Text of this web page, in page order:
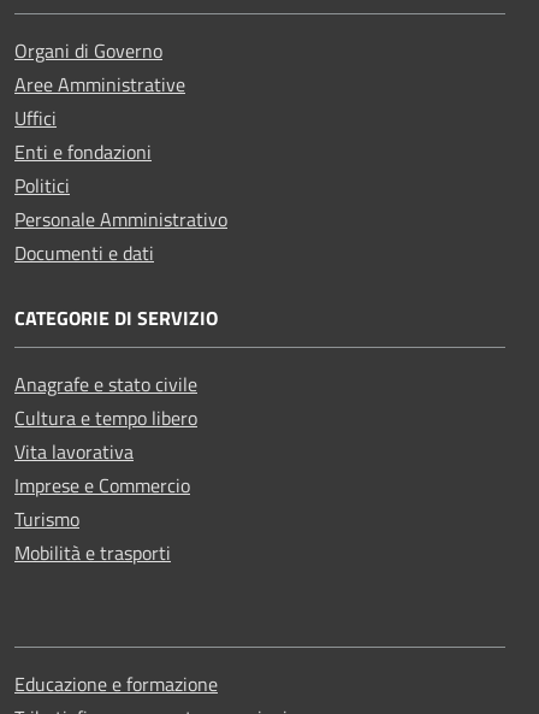
Organi di Governo
Aree Amministrative
Uffici
Enti e fondazioni
Politici
Personale Amministrativo
Documenti e dati
CATEGORIE DI SERVIZIO
Anagrafe e stato civile
Cultura e tempo libero
Vita lavorativa
Imprese e Commercio
Turismo
Mobilità e trasporti
Educazione e formazione